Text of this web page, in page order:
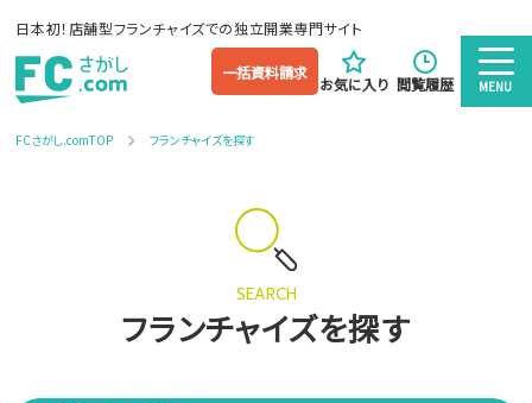
日本初！店舗型フランチャイズでの独立開業専門サイト
一括資料請求
お気に入り 閲覧履歴 MENU
FCさがし.comTOP フランチャイズを探す
SEARCH
フランチャイズを探す